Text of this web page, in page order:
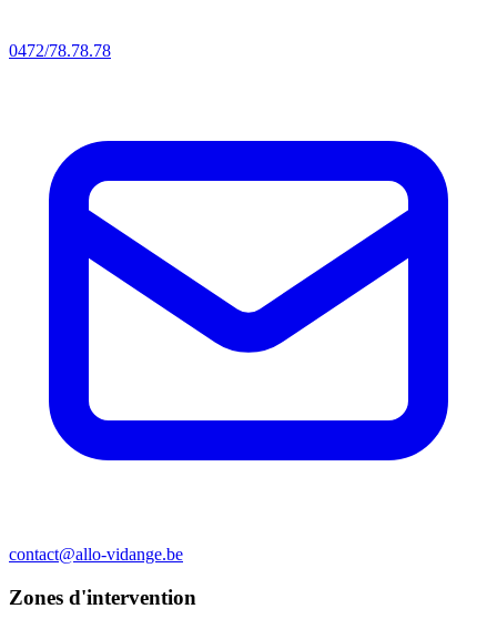
0472/78.78.78
contact@allo-vidange.be
Zones d'intervention